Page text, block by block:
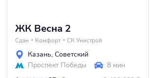
ЖК Весна 2
Сдан Комфорт СК Унистрой
Казань, Советский
Проспект Победы
8 мин